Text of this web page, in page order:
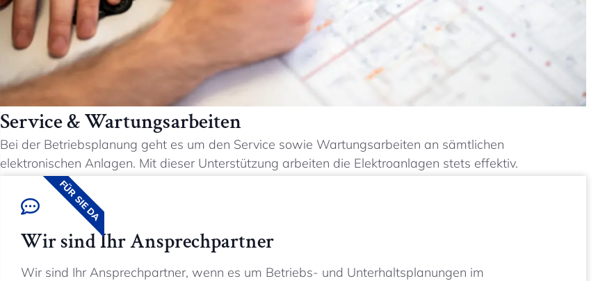
Service & Wartungsarbeiten
Bei der Betriebsplanung geht es um den Service sowie Wartungsarbeiten an sämtlichen
elektronischen Anlagen. Mit dieser Unterstützung arbeiten die Elektroanlagen stets effektiv.
Wir sind Ihr Ansprechpartner
Wir sind Ihr Ansprechpartner, wenn es um Betriebs- und Unterhaltsplanungen im
FÜR SIE DA